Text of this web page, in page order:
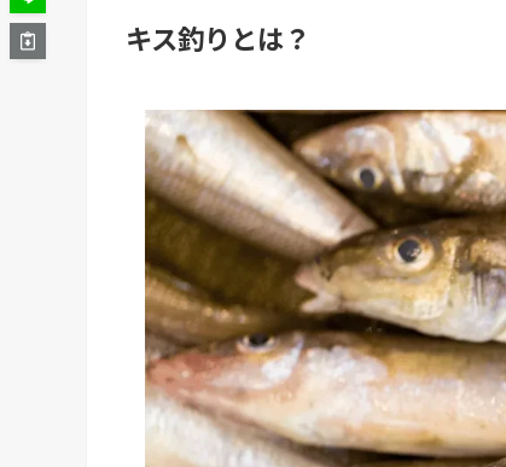
キス釣りとは？